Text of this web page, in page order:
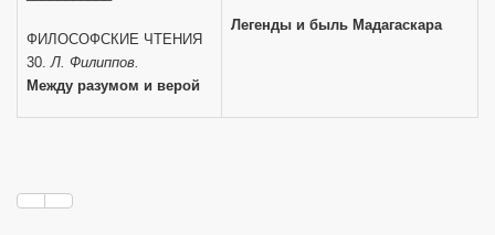
ФИЛОСОФСКИЕ ЧТЕНИЯ
30.Л. Филиппов.
Между разумом и верой
Легенды и быль Мадагаскара